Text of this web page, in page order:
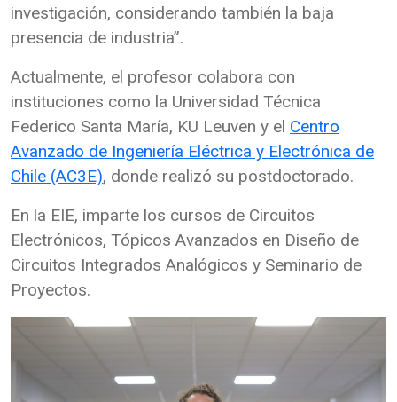
investigación, considerando también la baja
presencia de industria”.
Actualmente, el profesor colabora con
instituciones como la Universidad Técnica
Federico Santa María, KU Leuven y el Centro
Avanzado de Ingeniería Eléctrica y Electrónica de
Chile (AC3E), donde realizó su postdoctorado.
En la EIE, imparte los cursos de Circuitos
Electrónicos, Tópicos Avanzados en Diseño de
Circuitos Integrados Analógicos y Seminario de
Proyectos.